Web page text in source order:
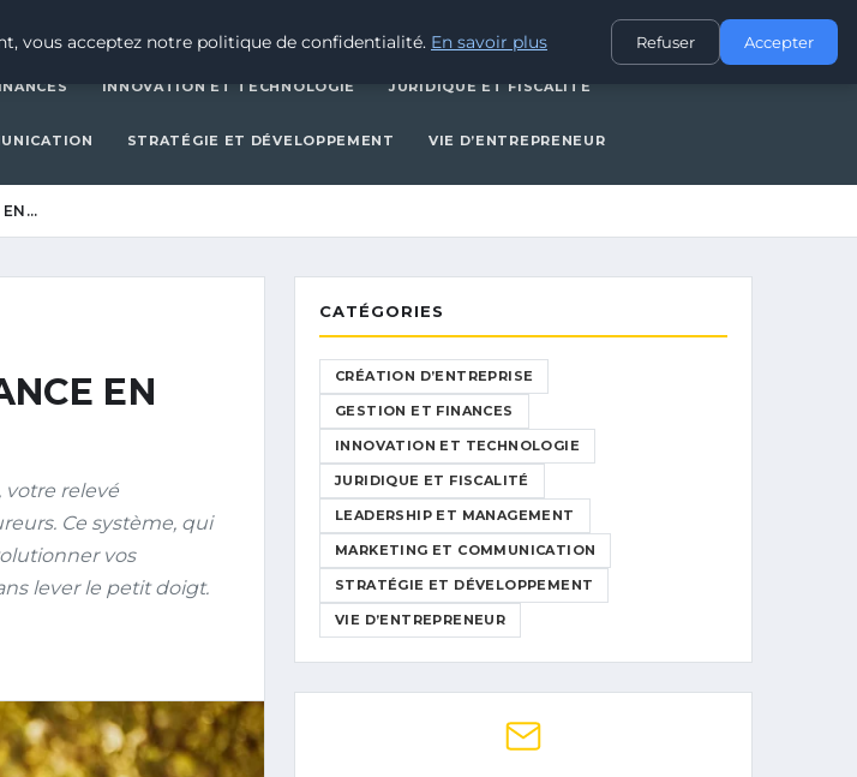
JURIDIQUE ET FISCALITÉ
INNOVATION ET TECHNOLOGIE JURIDIQUE ET FISCALITÉ
STRATÉGIE ET DÉVELOPPEMENT VIE D’ENTREPRENEUR
EN…
EN
votre relevé
Ce système, qui
vos
lever le petit doigt.
CATÉGORIES
CRÉATION D’ENTREPRISE
GESTION ET FINANCES
INNOVATION ET TECHNOLOGIE
JURIDIQUE ET FISCALITÉ
LEADERSHIP ET MANAGEMENT
MARKETING ET COMMUNICATION
STRATÉGIE ET DÉVELOPPEMENT
VIE D’ENTREPRENEUR
vous acceptez notre politique de confidentialité. En savoir plus Refuser Accepter